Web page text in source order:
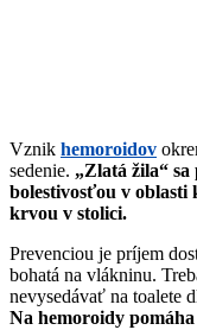
Vznik hemoroidov
sedenie. „Zlatá žila“
bolestivosťou v
krvou v stolici.
Prevenciou je príjem
bohatá na vlákninu.
nevysedávať na toalete
Na hemoroidy